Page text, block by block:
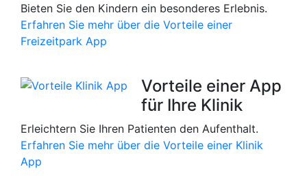
Bieten Sie den Kindern ein besonderes Erlebnis.
Erfahren Sie mehr über die Vorteile einer
Freizeitpark App
Vorteile einer App
für Ihre Klinik
Erleichtern Sie Ihren Patienten den Aufenthalt.
Erfahren Sie mehr über die Vorteile einer Klinik
App